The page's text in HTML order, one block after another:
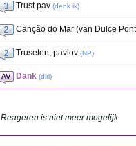
Trust pav (denk ik)
Canção do Mar (van Dulce
Truseten, pavlov (NP)
Dank (diri)
Reageren is niet meer mogelijk.